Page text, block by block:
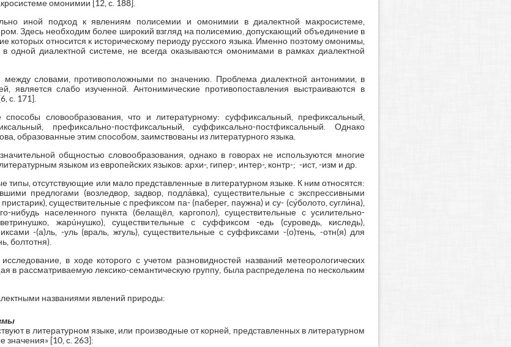
омонимии [12, с. 188].
иной подход к явлениям полисемии и омонимии в диалектной макросистеме,
Здесь необходим более широкий взгляд на полисемию, допускающий объединение в
которых относится к историческому периоду русского языка. Именно поэтому омонимы,
одной диалектной системе, не всегда оказываются омонимами в рамках диалектной
словами, противоположными по значению. Проблема диалектной антонимии, в
является слабо изученной. Антонимические противопоставления выстраиваются в
с. 171].
словообразования, что и литературному: суффиксальный, префиксальный,
префиксально-постфиксальный, суффиксально-постфиксальный. Однако
образованные этим способом, заимствованы из литературного языка.
общностью словообразования, однако в говорах не используются многие
языком из европейских языков: архи-, гипер-, интер-, контр-; -ист, -изм и др.
типы, отсутствующие или мало представленные в литературном языке. К ним относятся:
предлогами (возледвор, задвор, подла́вка), существительные с экспрессивными
существительные с префиксом па- (паберег, паужна) и су- (су́болото, сугли́на),
нибудь населенного пункта (белащёл, каргопол), существительные с усилительно-
жарúнушко), существительные с суффиксом -едь (суроведь, киследь),
-(а)ль, -уль (враль, жгуль), существительные с суффиксами -(о)тень, -отн(я) для
болтотня).
в ходе которого с учетом разновидностей названий метеорологических
в рассматриваемую лексико-семантическую группу, была распределена по нескольким
названиями явлений природы:
в литературном языке, или производные от корней, представленных в литературном
значения» [10, с. 263]: